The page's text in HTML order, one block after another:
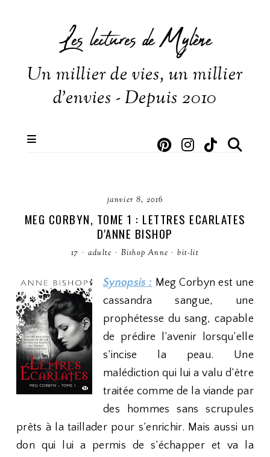
Les lectures de Mylène
Un millier de vies, un millier
d'envies - Depuis 2010
janvier 8, 2016
MEG CORBYN, TOME 1 : LETTRES ECARLATES
D'ANNE BISHOP
17 · adulte · Bishop Anne · bit-lit
Synopsis : Meg Corbyn est une
cassandra sangue, une
prophétesse du sang, capable
de prédire l’avenir lorsqu’elle
s’incise la peau. Une
malédiction qui lui a valu d’être
traitée comme de la viande par
des hommes sans scrupules
prêts à la taillader pour s’enrichir. Mais aussi un
don qui lui a permis de s’échapper et va la